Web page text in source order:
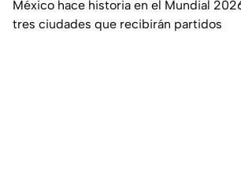
México hace historia en el Mundial
tres ciudades que recibirán partidos